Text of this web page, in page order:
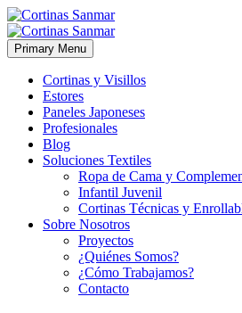
Primary Menu
Cortinas y Visillos
Estores
Paneles Japoneses
Profesionales
Blog
Soluciones Textiles
Ropa de Cama y
Infantil Juvenil
Cortinas Técnicas y
Sobre Nosotros
Proyectos
¿Quiénes Somos?
¿Cómo Trabajamos?
Contacto